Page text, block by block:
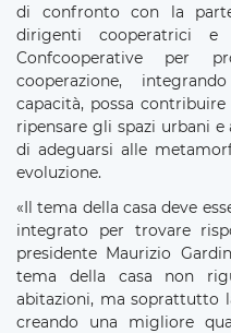
di confronto con la
dirigenti cooperatrici
Confcooperative per
cooperazione,
capacità, possa
ripensare gli spazi urbani
di adeguarsi alle
evoluzione.
«Il tema della casa deve
integrato per trovare
presidente Maurizio
tema della casa non
abitazioni, ma soprattutto
creando una migliore